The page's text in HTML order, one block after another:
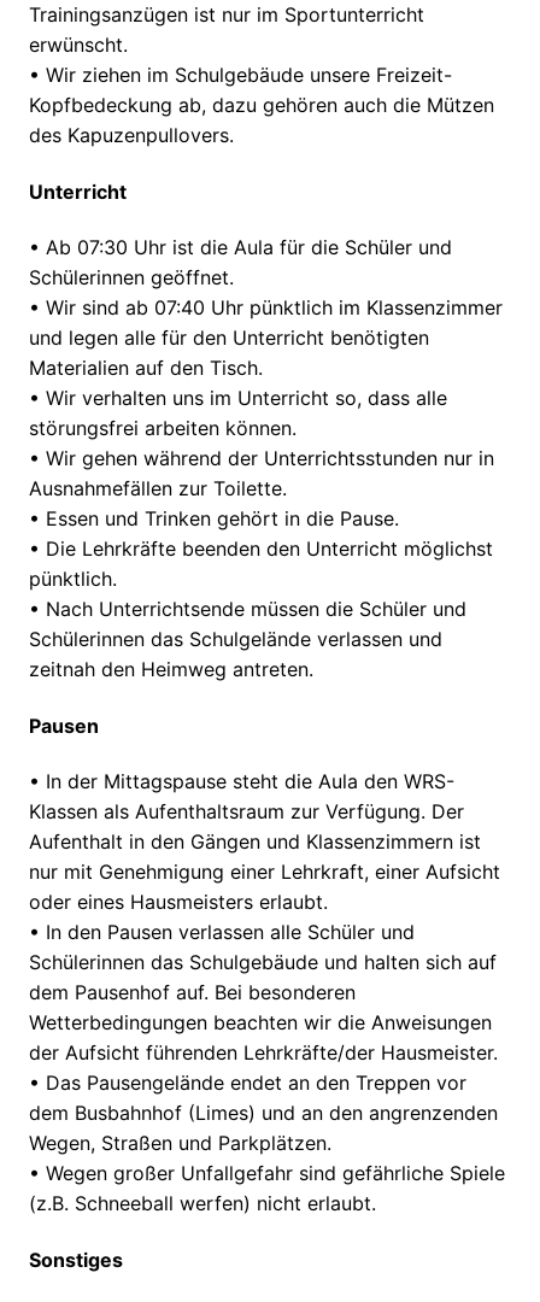
Trainingsanzügen ist nur im Sportunterricht
erwünscht.
• Wir ziehen im Schulgebäude unsere Freizeit-
Kopfbedeckung ab, dazu gehören auch die Mützen
des Kapuzenpullovers.
Unterricht
• Ab 07:30 Uhr ist die Aula für die Schüler und
Schülerinnen geöffnet.
• Wir sind ab 07:40 Uhr pünktlich im Klassenzimmer
und legen alle für den Unterricht benötigten
Materialien auf den Tisch.
• Wir verhalten uns im Unterricht so, dass alle
störungsfrei arbeiten können.
• Wir gehen während der Unterrichtsstunden nur in
Ausnahmefällen zur Toilette.
• Essen und Trinken gehört in die Pause.
• Die Lehrkräfte beenden den Unterricht möglichst
pünktlich.
• Nach Unterrichtsende müssen die Schüler und
Schülerinnen das Schulgelände verlassen und
zeitnah den Heimweg antreten.
Pausen
• In der Mittagspause steht die Aula den WRS-
Klassen als Aufenthaltsraum zur Verfügung. Der
Aufenthalt in den Gängen und Klassenzimmern ist
nur mit Genehmigung einer Lehrkraft, einer Aufsicht
oder eines Hausmeisters erlaubt.
• In den Pausen verlassen alle Schüler und
Schülerinnen das Schulgebäude und halten sich auf
dem Pausenhof auf. Bei besonderen
Wetterbedingungen beachten wir die Anweisungen
der Aufsicht führenden Lehrkräfte/der Hausmeister.
• Das Pausengelände endet an den Treppen vor
dem Busbahnhof (Limes) und an den angrenzenden
Wegen, Straßen und Parkplätzen.
• Wegen großer Unfallgefahr sind gefährliche Spiele
(z.B. Schneeball werfen) nicht erlaubt.
Sonstiges